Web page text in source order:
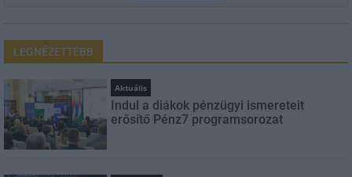
LEGNÉZETTEBB
Aktuális
Indul a diákok pénzügyi ismereteit
erősítő Pénz7 programsorozat